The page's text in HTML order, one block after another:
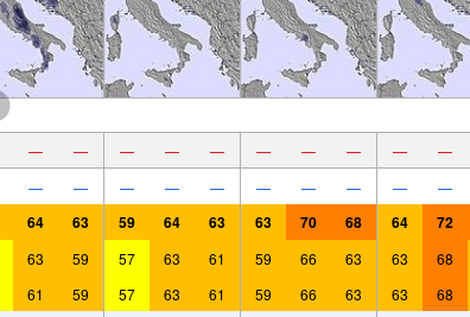
— — — — — — — — — —
— — — — — — — — — —
64 63 59 64 63 63 70 68 64 72
63 59 57 63 61 59 66 63 63 68
61 59 57 63 61 59 66 63 63 68